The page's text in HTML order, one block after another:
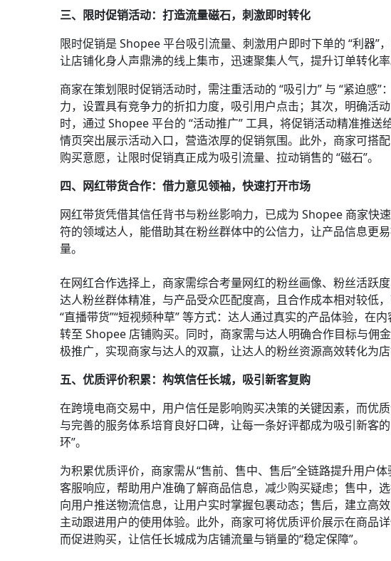
三、限时促销活动：打造流量磁石，刺激即时转化​
限时促销是 Shopee 平台吸引流量、刺激用户即时下单的 “利器
让店铺化身人声鼎沸的线上集市，迅速聚集人气，提升订单转化率
商家在策划限时促销活动时，需注重活动的 “吸引力” 与 “紧迫感
力，设置具有竞争力的折扣力度，吸引用户点击；其次，明确活
时，通过 Shopee 平台的 “活动推广” 工具，将促销活动精准推
情页突出展示活动入口，营造浓厚的促销氛围。此外，商家可搭
购买意愿，让限时促销真正成为吸引流量、拉动销售的 “磁石”。
四、网红带货合作：借力意见领袖，快速打开市场​
网红带货凭借其信任背书与粉丝影响力，已成为 Shopee 商家快
符的领域达人，能借助其在粉丝群体中的公信力，让产品信息更
量。
在网红合作选择上，商家需综合考量网红的粉丝画像、粉丝活跃
达人粉丝群体精准，与产品受众匹配度高，且合作成本相对较低
“直播带货”“短视频种草” 等方式：达人通过真实的产品体验，在
转至 Shopee 店铺购买。同时，商家需与达人明确合作目标与佣
极推广，实现商家与达人的双赢，让达人的粉丝资源高效转化为店
五、优质评价积累：构筑信任长城，吸引新客复购​
在跨境电商交易中，用户信任是影响购买决策的关键因素，而优
与完善的服务体系培育良好口碑，让每一条好评都成为吸引新客
环”。​
为积累优质评价，商家需从“售前、售中、售后”全链路提升用户
客服响应，帮助用户准确了解商品信息，减少购买疑虑；售中，
向用户推送物流信息，让用户实时掌握包裹动态；售后，建立高
主动跟进用户的使用体验。此外，商家可将优质评价展示在商品
而促进购买，让信任长城成为店铺流量与销量的“稳定保障”。